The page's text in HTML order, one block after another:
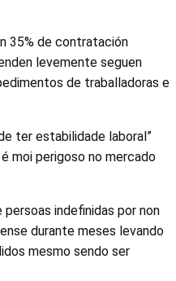
35% de contratación
levemente seguen
de traballadoras e
ter estabilidade laboral”
moi perigoso no mercado
indefinidas por non
durante meses levando
mesmo sendo ser